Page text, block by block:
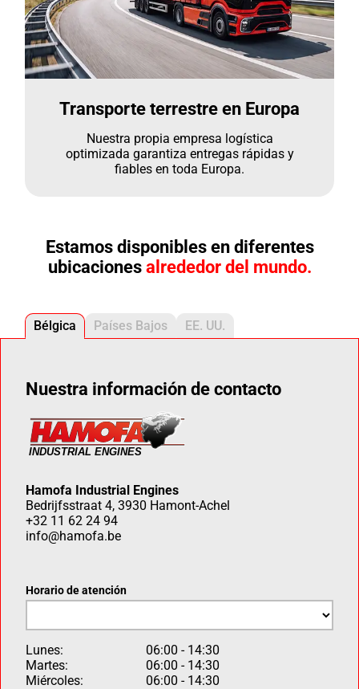
Transporte terrestre en Europa
Nuestra propia empresa logística
optimizada garantiza entregas rápidas y
fiables en toda Europa.
Estamos disponibles en diferentes
ubicaciones alrededor del mundo.
Bélgica Países Bajos EE. UU.
Nuestra información de contacto
Hamofa Industrial Engines
Bedrijfsstraat 4, 3930 Hamont-Achel
+32 11 62 24 94
info@hamofa.be
Horario de atención
Lunes:
06:00 - 14:30
Martes:
06:00 - 14:30
Miércoles:
06:00 - 14:30